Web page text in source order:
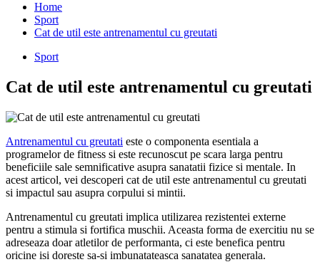
Home
Sport
Cat de util este antrenamentul cu greutati
Sport
Cat de util este antrenamentul cu greutati
Antrenamentul cu greutati este o componenta esentiala a
programelor de fitness si este recunoscut pe scara larga pentru
beneficiile sale semnificative asupra sanatatii fizice si mentale. In
acest articol, vei descoperi cat de util este antrenamentul cu greutati
si impactul sau asupra corpului si mintii.
Antrenamentul cu greutati implica utilizarea rezistentei externe
pentru a stimula si fortifica muschii. Aceasta forma de exercitiu nu se
adreseaza doar atletilor de performanta, ci este benefica pentru
oricine isi doreste sa-si imbunatateasca sanatatea generala.